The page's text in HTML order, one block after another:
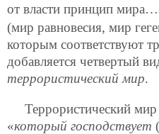
от власти принцип
(мир равновесия, мир
которым соответствуют
добавляется четвертый
террористический мир.
Террористический
«который господствует (